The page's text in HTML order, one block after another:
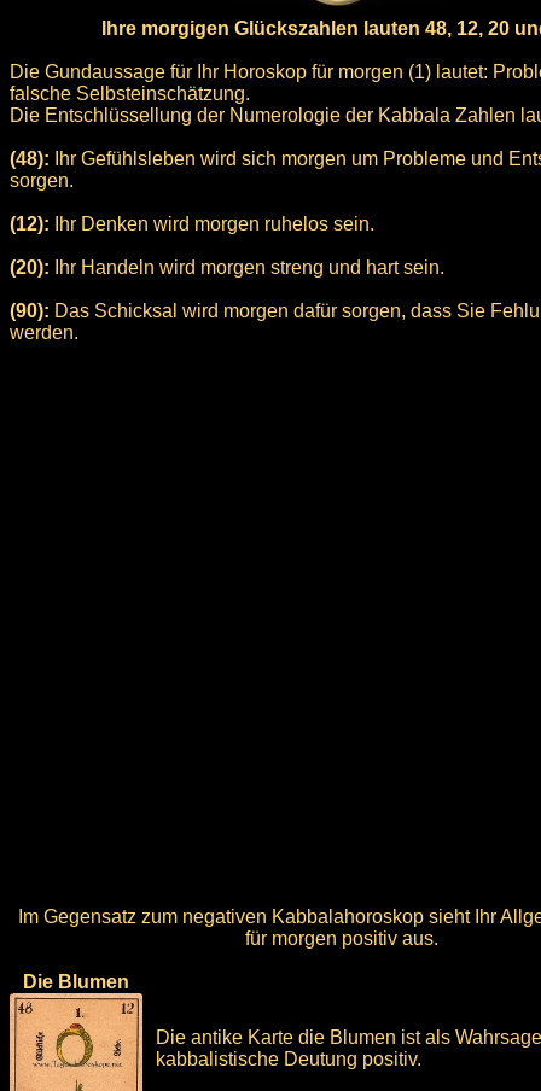
Ihre morgigen Glückszahlen lauten 48, 12, 20
Die Gundaussage für Ihr Horoskop für morgen (1) lautet:
falsche Selbsteinschätzung.
Die Entschlüssellung der Numerologie der Kabbala Zahlen
(48): Ihr Gefühlsleben wird sich morgen um Probleme und
sorgen.
(12): Ihr Denken wird morgen ruhelos sein.
(20): Ihr Handeln wird morgen streng und hart sein.
(90): Das Schicksal wird morgen dafür sorgen, dass Sie
werden.
Im Gegensatz zum negativen Kabbalahoroskop sieht Ihr
für morgen positiv aus.
Die Blumen
Die antike Karte die Blumen ist als
kabbalistische Deutung positiv.